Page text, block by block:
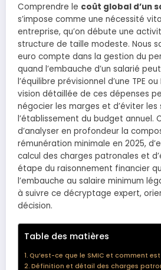
Comprendre le coût global d’un
s’impose comme une nécessité
entreprise, qu’on débute une
structure de taille modeste. Nous
euro compte dans la gestion du
quand l’embauche d’un salarié
l’équilibre prévisionnel d’une TPE
vision détaillée de ces dépenses
négocier les marges et d’éviter les
l’établissement du budget annuel.
d’analyser en profondeur la
rémunération minimale en 2025,
calcul des charges patronales et
étape du raisonnement financier
l’embauche au salaire minimum
à suivre ce décryptage expert,
décision.
Table des matières
Qu’est-ce que le SMIC et comment
Définition et détail des charges